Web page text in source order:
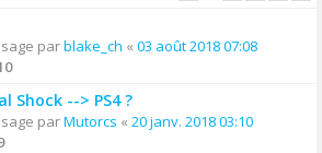
parblake_ch « 03 août 2018 07:08
Shock --> PS4 ?
parMutorcs « 20 janv. 2018 03:10